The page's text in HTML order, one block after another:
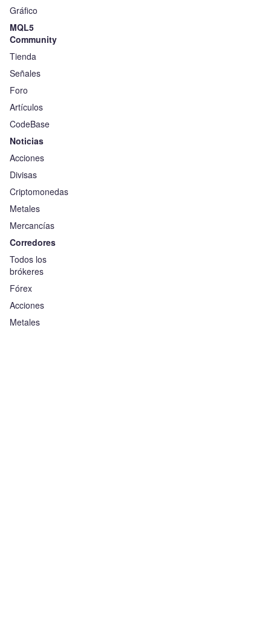
Gráfico
MQL5
Community
Tienda
Señales
Foro
Artículos
CodeBase
Noticias
Acciones
Divisas
Criptomonedas
Metales
Mercancías
Corredores
Todos los
brókeres
Fórex
Acciones
Metales